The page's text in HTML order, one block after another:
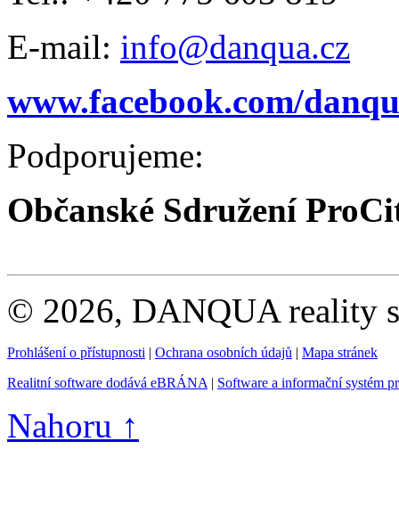
E-mail: info@danqua.cz
www.facebook.com/
Podporujeme:
Občanské Sdružení
© 2026, DANQUA reality
Prohlášení o přístupnosti | Ochrana osobních údajů | Mapa stránek
Realitní software dodává eBRÁNA| Software a informační systém
Nahoru ↑